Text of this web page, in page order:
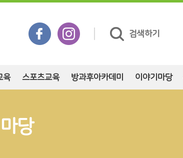
검색하기
육 스포츠교육 방과후아카데미 이야기마당
당